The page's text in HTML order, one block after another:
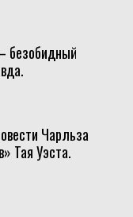
безобидный
Чарльза
Тая Уэста.